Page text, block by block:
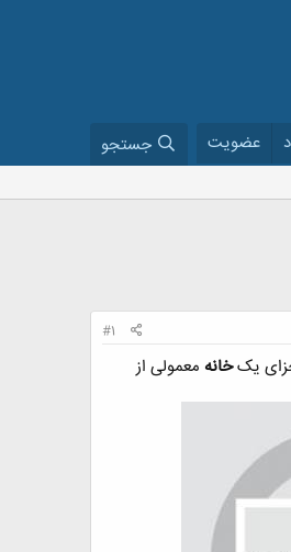
عضویت جستجو
#1
یکخانه معمولی از